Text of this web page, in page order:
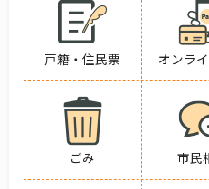
戸籍・住民票 オンラ
ごみ 市民